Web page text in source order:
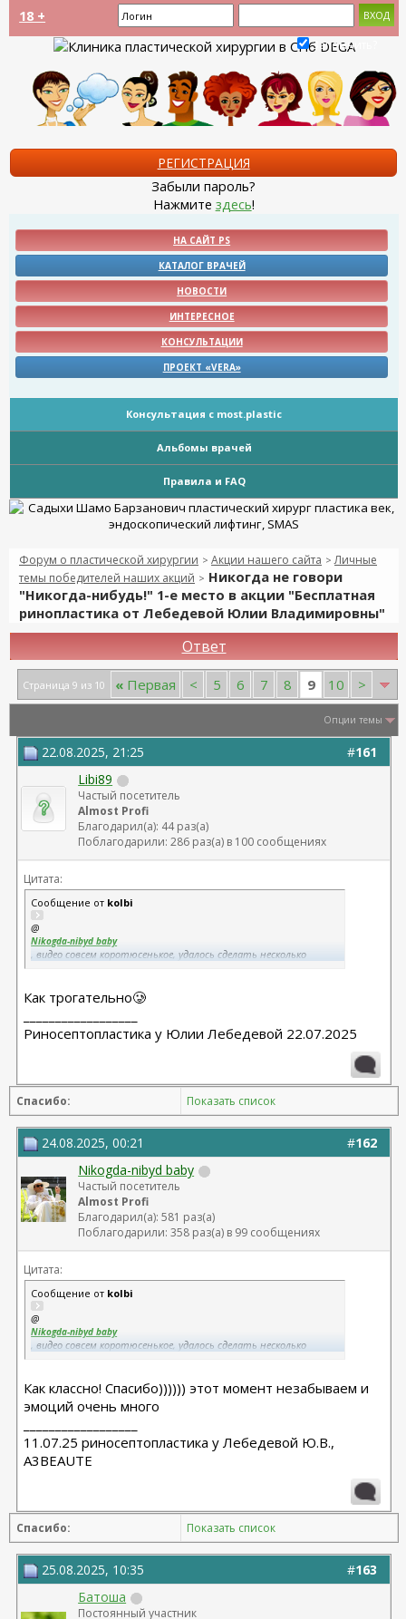
18 +
Запомнить?
РЕГИСТРАЦИЯ
Забыли пароль?
Нажмите здесь!
НА САЙТ PS
КАТАЛОГ ВРАЧЕЙ
НОВОСТИ
ИНТЕРЕСНОЕ
КОНСУЛЬТАЦИИ
ПРОЕКТ «VERA»
Консультация с most.plastic
Альбомы врачей
Правила и FAQ
Форум о пластической хирургии > Акции нашего сайта >Личные
темы победителей наших акций > Никогда не говори
"Никогда-нибудь!" 1-е место в акции "Бесплатная
ринопластика от Лебедевой Юлии Владимировны"
Ответ
Страница 9 из 10 « Первая < 5 6 7 8 9 10 >
Опции темы
#161
22.08.2025, 21:25
Libi89
Частый посетитель
Almost Profi
Благодарил(а): 44 раз(а)
Поблагодарили: 286 раз(а) в 100 сообщениях
Цитата:
Сообщение от kolbi
@
Nikogda-nibyd baby
, видео совсем коротюсенькое, удалось сделать несколько
5 мин на загрузку фото, сегодня что-то проблемы с этим.
Как трогательно🥲
Риносептопластика у Юлии Лебедевой 22.07.2025
Спасибо: Показать список
#162
24.08.2025, 00:21
Nikogda-nibyd baby
Частый посетитель
Almost Profi
Благодарил(а): 581 раз(а)
Поблагодарили: 358 раз(а) в 99 сообщениях
Цитата:
Сообщение от kolbi
@
Nikogda-nibyd baby
, видео совсем коротюсенькое, удалось сделать несколько
5 мин на загрузку фото, сегодня что-то проблемы с этим.
Как классно! Спасибо)))))) этот момент незабываем и
эмоций очень много
11.07.25 риносептопластика у Лебедевой Ю.В.,
A3BEAUTE
Спасибо: Показать список
#163
25.08.2025, 10:35
Батоша
Постоянный участник